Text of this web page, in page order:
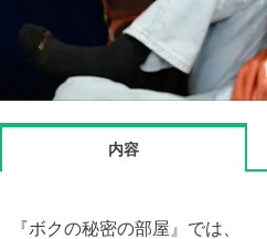
内容
『ボクの秘密の部屋』では、